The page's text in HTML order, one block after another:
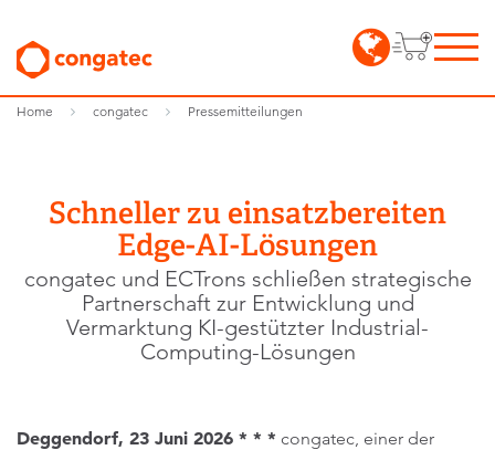
Home congatec Pressemitteilungen
Schneller zu einsatzbereiten
Edge-AI-Lösungen
congatec und ECTrons schließen strategische
Partnerschaft zur Entwicklung und
Vermarktung KI-gestützter Industrial-
Computing-Lösungen
Deggendorf, 23 Juni 2026 * * * congatec, einer der